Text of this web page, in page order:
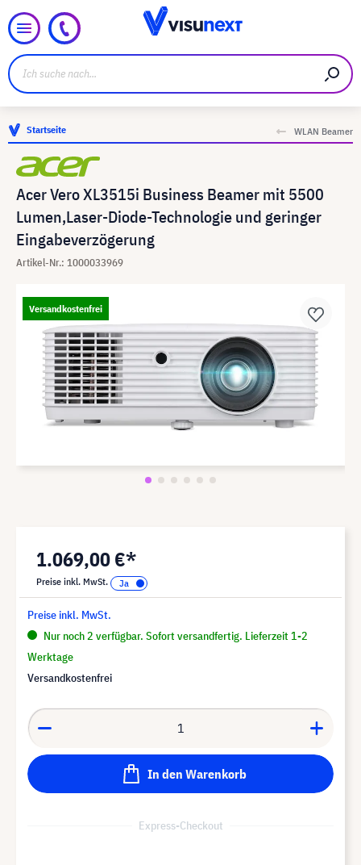
Startseite WLAN Beamer
Acer Vero XL3515i Business Beamer mit 5500
Lumen,Laser-Diode-Technologie und geringer
Eingabeverzögerung
Artikel-Nr.: 1000033969
Versandkostenfrei
1.069,00 €*
Preise inkl. MwSt.
Preise inkl. MwSt.
Nur noch 2 verfügbar. Sofort versandfertig. Lieferzeit 1-2
Werktage
Versandkostenfrei
In den Warenkorb
Express-Checkout